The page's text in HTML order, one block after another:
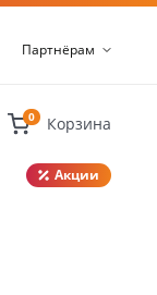
Партнёрам
0 Корзина
Акции